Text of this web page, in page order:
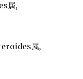
属,
属,